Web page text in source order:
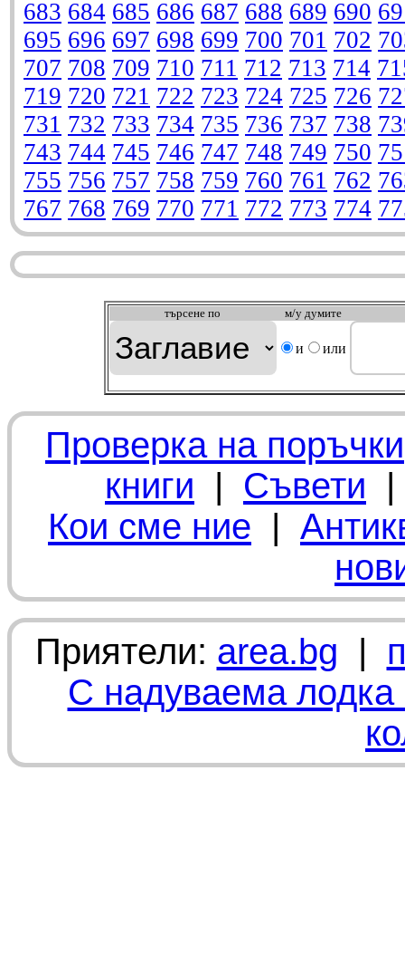
683 684 685 686 687 688 689 690
695 696 697 698 699 700 701 702
707 708 709 710 711 712 713 714
719 720 721 722 723 724 725 726
731 732 733 734 735 736 737 738
743 744 745 746 747 748 749 750
755 756 757 758 759 760 761 762
767 768 769 770 771 772 773 774
търсeне по м/у думите
и или
Проверка на поръчки
книги | Съвети
Кои сме ние |
Приятели: area.bg |
С надуваема лодка